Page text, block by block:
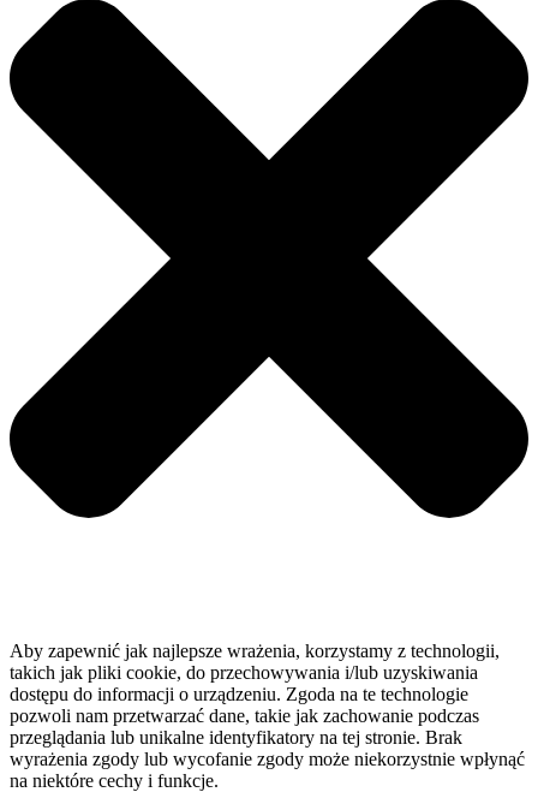
Aby zapewnić jak najlepsze wrażenia, korzystamy z technologii,
takich jak pliki cookie, do przechowywania i/lub uzyskiwania
dostępu do informacji o urządzeniu. Zgoda na te technologie
pozwoli nam przetwarzać dane, takie jak zachowanie podczas
przeglądania lub unikalne identyfikatory na tej stronie. Brak
wyrażenia zgody lub wycofanie zgody może niekorzystnie wpłynąć
na niektóre cechy i funkcje.